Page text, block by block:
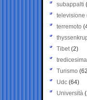
subappalti
televisione
terremoto
Tibet(2)
tredicesima
Turismo
Udc (64)
Università